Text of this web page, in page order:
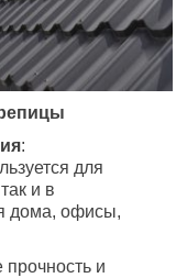
:
для
и в
дома, офисы,
прочность и